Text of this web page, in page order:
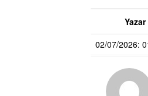
Yazar
02/07/2026: